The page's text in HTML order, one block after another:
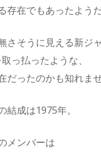
存在でもあったようだ
さそうに見える新ジャ
っ払ったような、
だったのかも知れませ
結成は1975年。
メンバーは